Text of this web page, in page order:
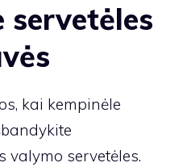
servetėles
kai kempinėle
valymo servetėles.